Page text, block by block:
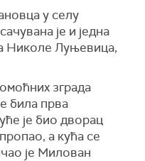
у селу
је и једна
Николе Луњевица,
зграда
била прва
је био дворац
а кућа се
је Милован